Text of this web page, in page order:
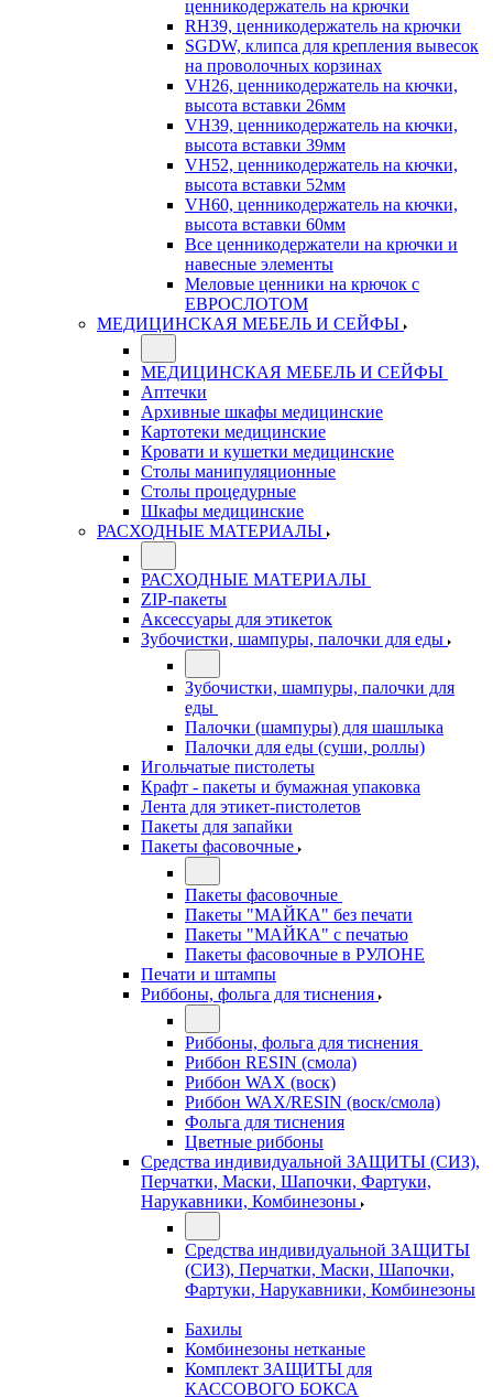
ценникодержатель на крючки
RH39, ценникодержатель на крючки
SGDW, клипса для крепления вывесок
на проволочных корзинах
VH26, ценникодержатель на кючки,
высота вставки 26мм
VH39, ценникодержатель на кючки,
высота вставки 39мм
VH52, ценникодержатель на кючки,
высота вставки 52мм
VH60, ценникодержатель на кючки,
высота вставки 60мм
Все ценникодержатели на крючки и
навесные элементы
Меловые ценники на крючок с
ЕВРОСЛОТОМ
МЕДИЦИНСКАЯ МЕБЕЛЬ И СЕЙФЫ
МЕДИЦИНСКАЯ МЕБЕЛЬ И СЕЙФЫ
Аптечки
Архивные шкафы медицинские
Картотеки медицинские
Кровати и кушетки медицинские
Столы манипуляционные
Столы процедурные
Шкафы медицинские
РАСХОДНЫЕ МАТЕРИАЛЫ
РАСХОДНЫЕ МАТЕРИАЛЫ
ZIP-пакеты
Аксессуары для этикеток
Зубочистки, шампуры, палочки для еды
Зубочистки, шампуры, палочки для
еды
Палочки (шампуры) для шашлыка
Палочки для еды (суши, роллы)
Игольчатые пистолеты
Крафт - пакеты и бумажная упаковка
Лента для этикет-пистолетов
Пакеты для запайки
Пакеты фасовочные
Пакеты фасовочные
Пакеты "МАЙКА" без печати
Пакеты "МАЙКА" с печатью
Пакеты фасовочные в РУЛОНЕ
Печати и штампы
Риббоны, фольга для тиснения
Риббоны, фольга для тиснения
Риббон RESIN (смола)
Риббон WAX (воск)
Риббон WAX/RESIN (воск/смола)
Фольга для тиснения
Цветные риббоны
Средства индивидуальной ЗАЩИТЫ (СИЗ),
Перчатки, Маски, Шапочки, Фартуки,
Нарукавники, Комбинезоны
Средства индивидуальной ЗАЩИТЫ
(СИЗ), Перчатки, Маски, Шапочки,
Фартуки, Нарукавники, Комбинезоны
Бахилы
Комбинезоны нетканые
Комплект ЗАЩИТЫ для
КАССОВОГО БОКСА